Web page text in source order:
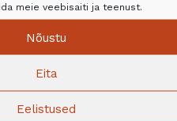
meie veebisaiti ja teenust.
Nõustu
Eita
Eelistused